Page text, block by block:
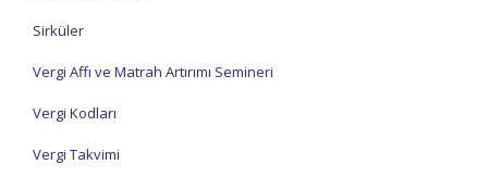
Sirküler
Vergi Affı ve Matrah Artırımı Semineri
Vergi Kodları
Vergi Takvimi